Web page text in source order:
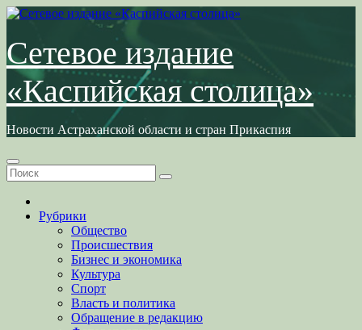
Перейти
содержимому
Сетевое издание
«Каспийская столица»
Новости Астраханской области и стран Прикаспия
Рубрики
Общество
Происшествия
Бизнес и экономика
Культура
Спорт
Власть и политика
Обращение в редакцию